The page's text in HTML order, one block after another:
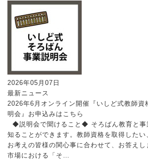
2026年05月07日
最新ニュース
2026年6月オンライン開催『いしど式教師資
明会』お申込みはこちら
◆説明会で聞けること◆ そろばん教育と事
知ることができます。教師資格を取得したい
お考えの皆様の関心事に合わせて、お答え
市場における「そ…